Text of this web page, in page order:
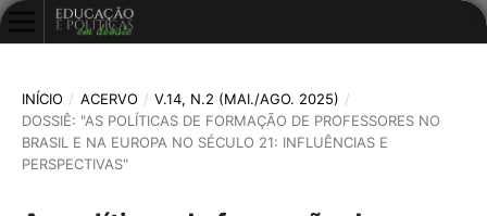
INÍCIO / ACERVO / V.14, N.2 (MAI./AGO. 2025) /
DOSSIÊ: "AS POLÍTICAS DE FORMAÇÃO DE PROFESSORES NO
BRASIL E NA EUROPA NO SÉCULO 21: INFLUÊNCIAS E
PERSPECTIVAS"